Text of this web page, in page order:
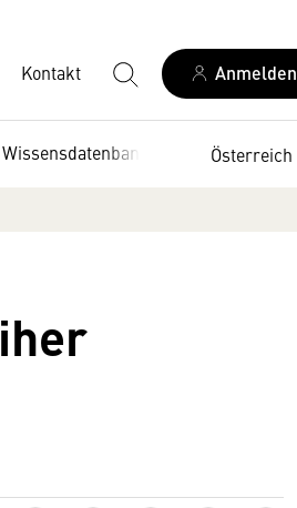
Kontakt Anmelden
Wissensdatenbank Österreich